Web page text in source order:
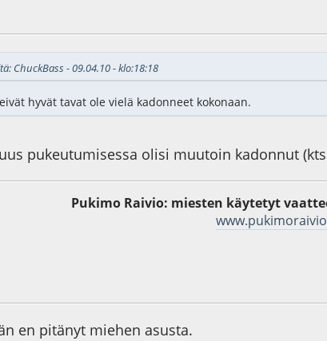
ChuckBass - 09.04.10 - klo:18:18
hyvät tavat ole vielä kadonneet kokonaan.
pukeutumisessa olisi muutoin kadonnut
Pukimo Raivio: miesten käytetyt
en pitänyt miehen asusta.